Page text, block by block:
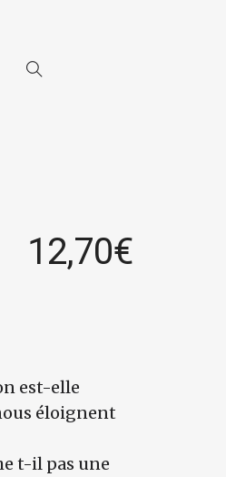
12,70€
est-elle
éloignent
t-il pas une